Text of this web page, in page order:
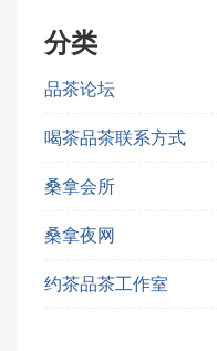
分类
品茶论坛
喝茶品茶联系方式
桑拿会所
桑拿夜网
约茶品茶工作室